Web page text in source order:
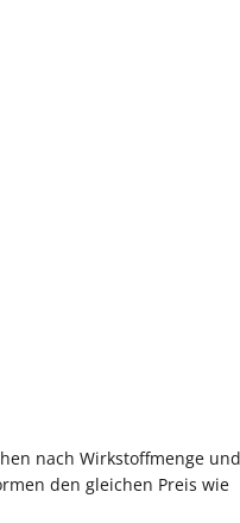
nach Wirkstoffmenge und
den gleichen Preis wie